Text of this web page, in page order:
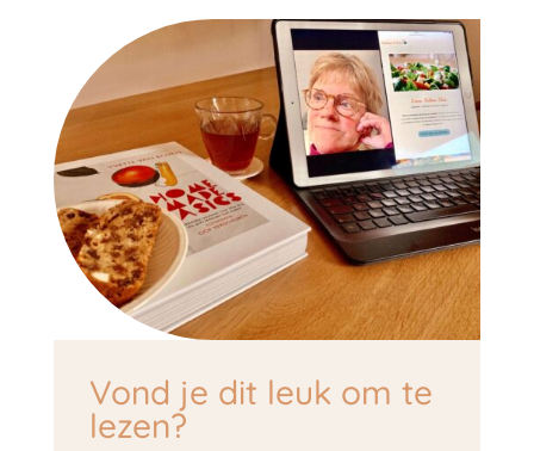
Vond je dit leuk om te
lezen?